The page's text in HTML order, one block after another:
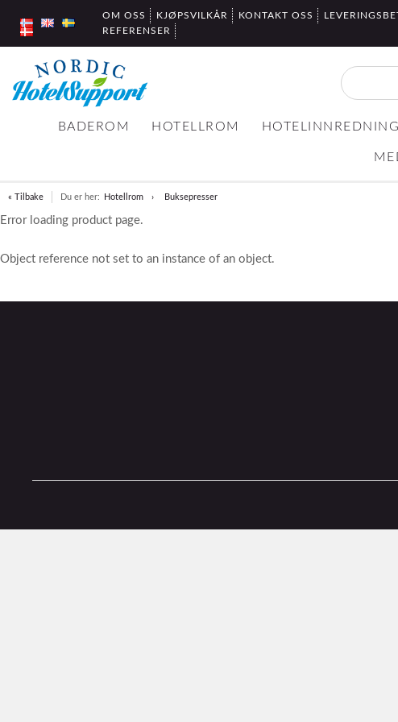
OM OSS KJØPSVILKÅR KONTAKT OSS
REFERENSER
BADEROM HOTELLROM HOTELINNREDNING
« Tilbake Du er her: Hotellrom Buksepresser
Error loading product page.
Object reference not set to an instance of an object.